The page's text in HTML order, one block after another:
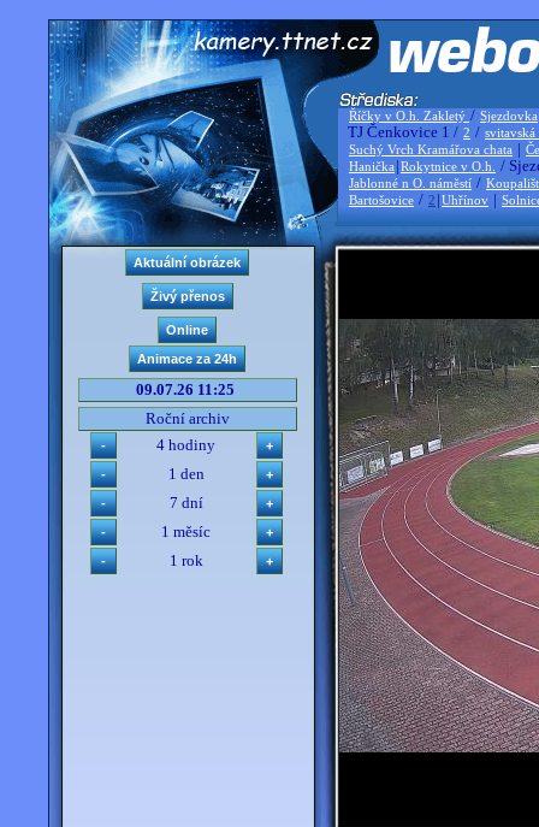
Říčky v O.h. Zakletý / Sjezdovka
TJ Čenkovice 1 / 2 / svitavská
Suchý Vrch Kramářova chata |
Hanička |Rokytnice v O.h. /
Jablonné n O. náměstí /
Bartošovice / 2 |Uhřínov |
09.07.26 11:25
Roční archiv
4 hodiny
1 den
7 dní
1 měsíc
1 rok